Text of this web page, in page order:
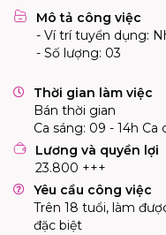
Mô tả công việc
- Ví trí tuyển dụng:
- Số lượng: 03
Thời gian làm việc
Bán thời gian
Ca sáng: 09 - 14h Ca
Lương và quyền lợi
23.800 +++
Yêu cầu công việc
Trên 18 tuổi, làm
đặc biệt